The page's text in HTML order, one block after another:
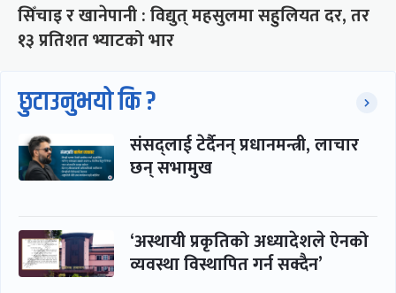
सिँचाइ र खानेपानी : विद्युत् महसुलमा सहुलियत दर, तर
१३ प्रतिशत भ्याटको भार
छुटाउनुभयो कि ?
संसद्लाई टेर्दैनन् प्रधानमन्त्री, लाचार
छन् सभामुख
‘अस्थायी प्रकृतिको अध्यादेशले ऐनको
व्यवस्था विस्थापित गर्न सक्दैन’